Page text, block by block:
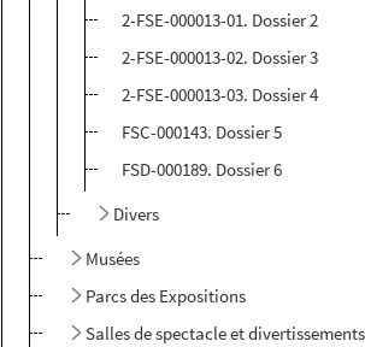
2-FSE-000013-01. Dossier 2
2-FSE-000013-02. Dossier 3
2-FSE-000013-03. Dossier 4
FSC-000143. Dossier 5
FSD-000189. Dossier 6
Divers
Musées
Parcs des Expositions
Salles de spectacle et divertissements